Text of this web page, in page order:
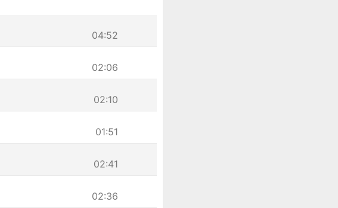
04:52
02:06
02:10
01:51
02:41
02:36